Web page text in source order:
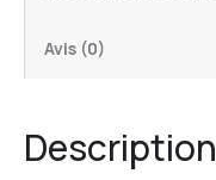
Avis (0)
Description